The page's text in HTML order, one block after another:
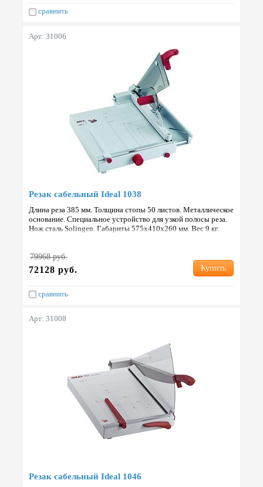
сравнить
Арт: 31006
Резак сабельный Ideal 1038
Длина реза 385 мм. Толщина стопы 50 листов. Металлическое
основание. Специальное устройство для узкой полосы реза.
Нож сталь Solingen. Габариты 575х410х260 мм. Вес 9 кг.
79968 руб.
72128 руб. Купить
сравнить
Арт: 31008
Резак сабельный Ideal 1046